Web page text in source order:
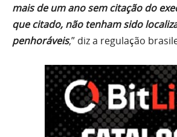
mais de um ano sem citação do
que citado, não tenham sido
penhoráveis,” diz a regulação